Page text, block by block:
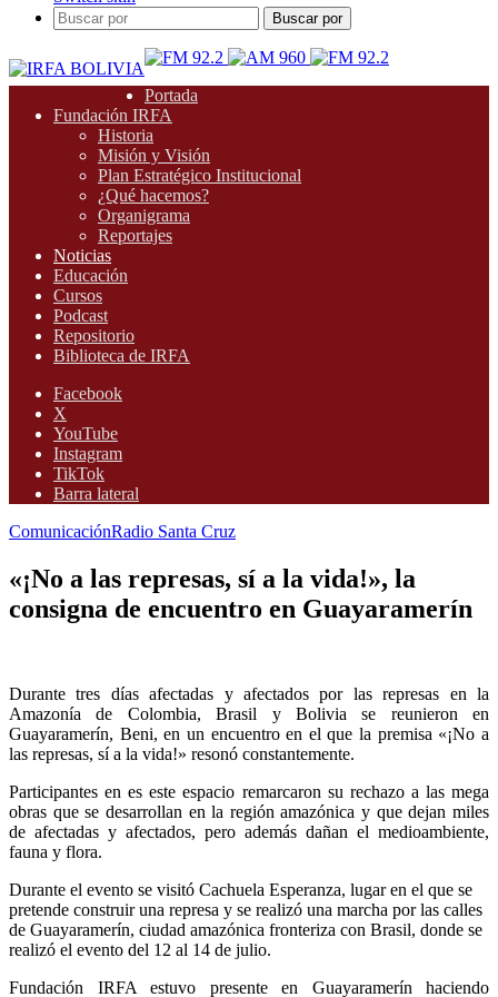
Buscar por
Portada
Fundación IRFA
Historia
Misión y Visión
Plan Estratégico Institucional
¿Qué hacemos?
Organigrama
Reportajes
Noticias
Educación
Cursos
Podcast
Repositorio
Biblioteca de IRFA
Facebook
X
YouTube
Instagram
TikTok
Barra lateral
ComunicaciónRadio Santa Cruz
«¡No a las represas, sí a la vida!», la
consigna de encuentro en Guayaramerín
Durante tres días afectadas y afectados por las represas en la
Amazonía de Colombia, Brasil y Bolivia se reunieron en
Guayaramerín, Beni, en un encuentro en el que la premisa «¡No a
las represas, sí a la vida!» resonó constantemente.
Participantes en es este espacio remarcaron su rechazo a las mega
obras que se desarrollan en la región amazónica y que dejan miles
de afectadas y afectados, pero además dañan el medioambiente,
fauna y flora.
Durante el evento se visitó Cachuela Esperanza, lugar en el que se
pretende construir una represa y se realizó una marcha por las calles
de Guayaramerín, ciudad amazónica fronteriza con Brasil, donde se
realizó el evento del 12 al 14 de julio.
Fundación IRFA estuvo presente en Guayaramerín haciendo